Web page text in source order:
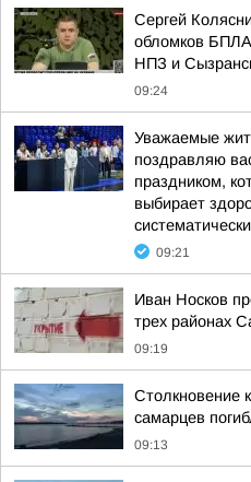
Сергей
обломков
НПЗ и
09:24
Уважаемые
поздравляю
праздником,
выбирает
09:21
Иван Носков
трех районах
09:19
Столкновение
самарцев
09:13